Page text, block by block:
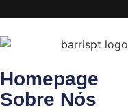
Homepage
Sobre Nós